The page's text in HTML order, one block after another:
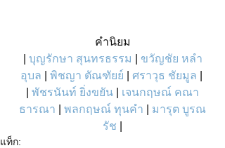
คำนิยม
บุญรักษา สุนทรธรรม
ขวัญชัย หลำ
อุบล
พิชญา ตัณฑัยย์ ศราวุธ ชัยมูล
พัชรนันท์ ยิ่งขยัน
เจนกฤษณ์ คณา
ธารณา
พลกฤษณ์ ทุนคำ
มารุต บูรณ
รัช
แท็ก: